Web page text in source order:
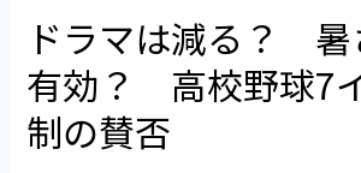
ドラマは減る？ 暑
有効？ 高校野球7
制の賛否
ド
ラ
マ
は
減